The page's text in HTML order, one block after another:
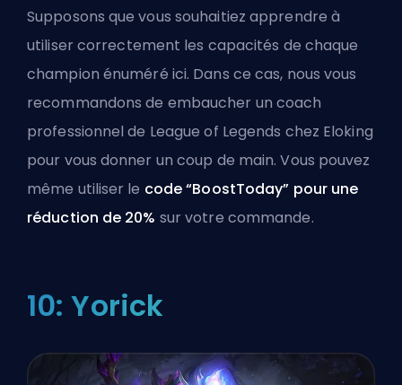
Supposons que vous souhaitiez apprendre à
utiliser correctement les capacités de chaque
champion énuméré ici. Dans ce cas, nous vous
recommandons de embaucher un coach
professionnel de League of Legends chez Eloking
pour vous donner un coup de main. Vous pouvez
même utiliser le code “BoostToday” pour une
réduction de 20% sur votre commande.
10: Yorick